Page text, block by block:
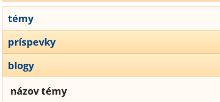
témy
príspevky
blogy
názov témy